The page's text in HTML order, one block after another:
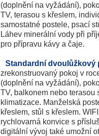
(doplnění na vyžádání),
TV, terasou s křeslem,
samostatné postele, psací
Láhev minerální vody při
pro přípravu kávy a čaje.
Standardní dvoulůžkový
zrekonstruovaný pokoj v
(doplnění na vyžádání),
TV, balkonem nebo
klimatizace. Manželská
křeslem, stůl s křeslem.
rychlovarná konvice s
digitální vývoj také umožní